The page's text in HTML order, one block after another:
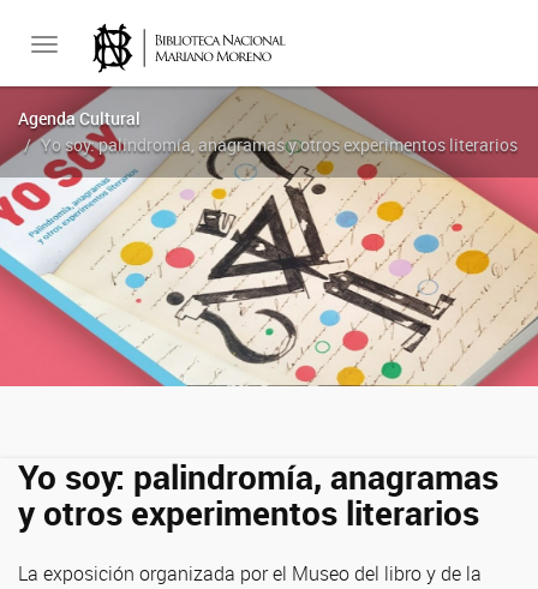
Toggle
navigation
Agenda Cultural
Yo soy: palindromía, anagramas y otros experimentos literarios
Yo soy: palindromía, anagramas
y otros experimentos literarios
La exposición organizada por el Museo del libro y de la